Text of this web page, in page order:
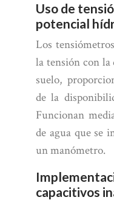
Uso de
potencial
Los
la tensión con la
suelo,
de la
Funcionan
de agua que se
un manómetro.
capacitivos